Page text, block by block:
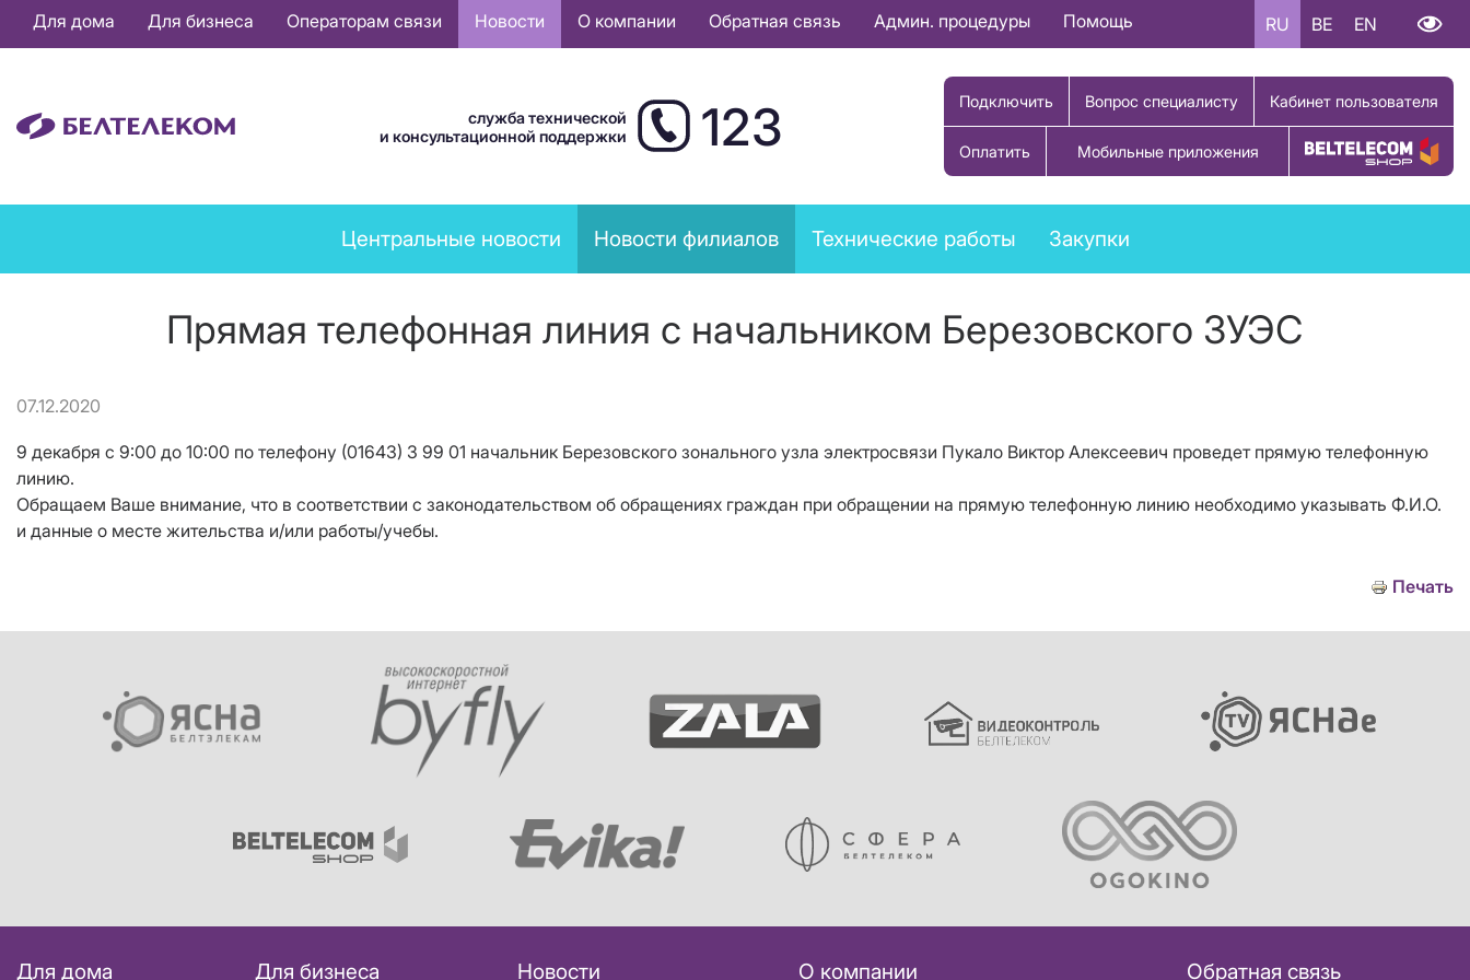
Основная
навигация
Для дома Для бизнеса Операторам связи Новости О компании Обратная связь Админ. процедуры Помощь RU BE EN
служба технической
и консультационной поддержки
123 Подключить Вопрос специалисту Кабинет пользователя
Оплатить Мобильные приложения Купить товар
News
menu
Центральные новости Новости филиалов Технические работы Закупки
Прямая телефонная линия с начальником Березовского ЗУЭС
07.12.2020
9 декабря с 9:00 до 10:00 по телефону (01643) 3 99 01 начальник Березовского зонального узла электросвязи Пукало Виктор Алексеевич проведет прямую телефонную
линию.
Обращаем Ваше внимание, что в соответствии с законодательством об обращениях граждан при обращении на прямую телефонную линию необходимо указывать Ф.И.О.
и данные о месте жительства и/или работы/учебы.
Печать
Для дома Для бизнеса Новости О компании Обратная связь